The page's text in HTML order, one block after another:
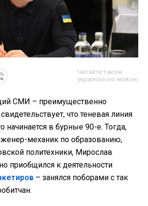
Читайте також
українською мовою
СМИ – преимущественно
что теневая линия
начинается в бурные 90-е. Тогда,
механик по образованию,
политехники, Мирослав
приобщился к деятельности
– занялся поборами с так